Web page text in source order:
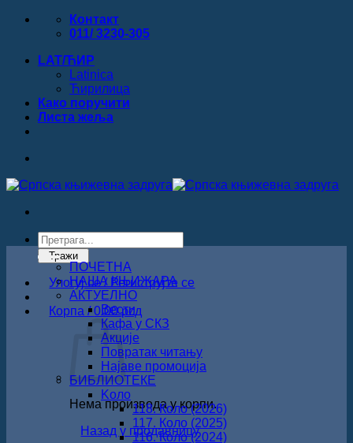
Прескочи
Контакт
011/ 3230-305
LAT/ЋИР
Latinica
Ћирилица
Како поручити
Листa жеља
Products
search
Тражи
Улогуј се / Региструјте се
Корпа /0.00рсд
Нема производа у корпи.
Назад у продавницу
ПОЧЕТНА
НАША КЊИЖАРА
АКТУЕЛНО
Вести
Кафа у СКЗ
Акције
Повратак читању
Најаве промоција
БИБЛИОТЕКЕ
Koло
118. Коло (2026)
117. Коло (2025)
116. Коло (2024)